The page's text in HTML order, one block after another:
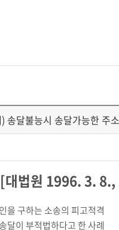
송달불능시 송달가능한 주
[대법원 1996. 3.
을 구하는 소송의 피고적격
달이 부적법하다고 한 사례